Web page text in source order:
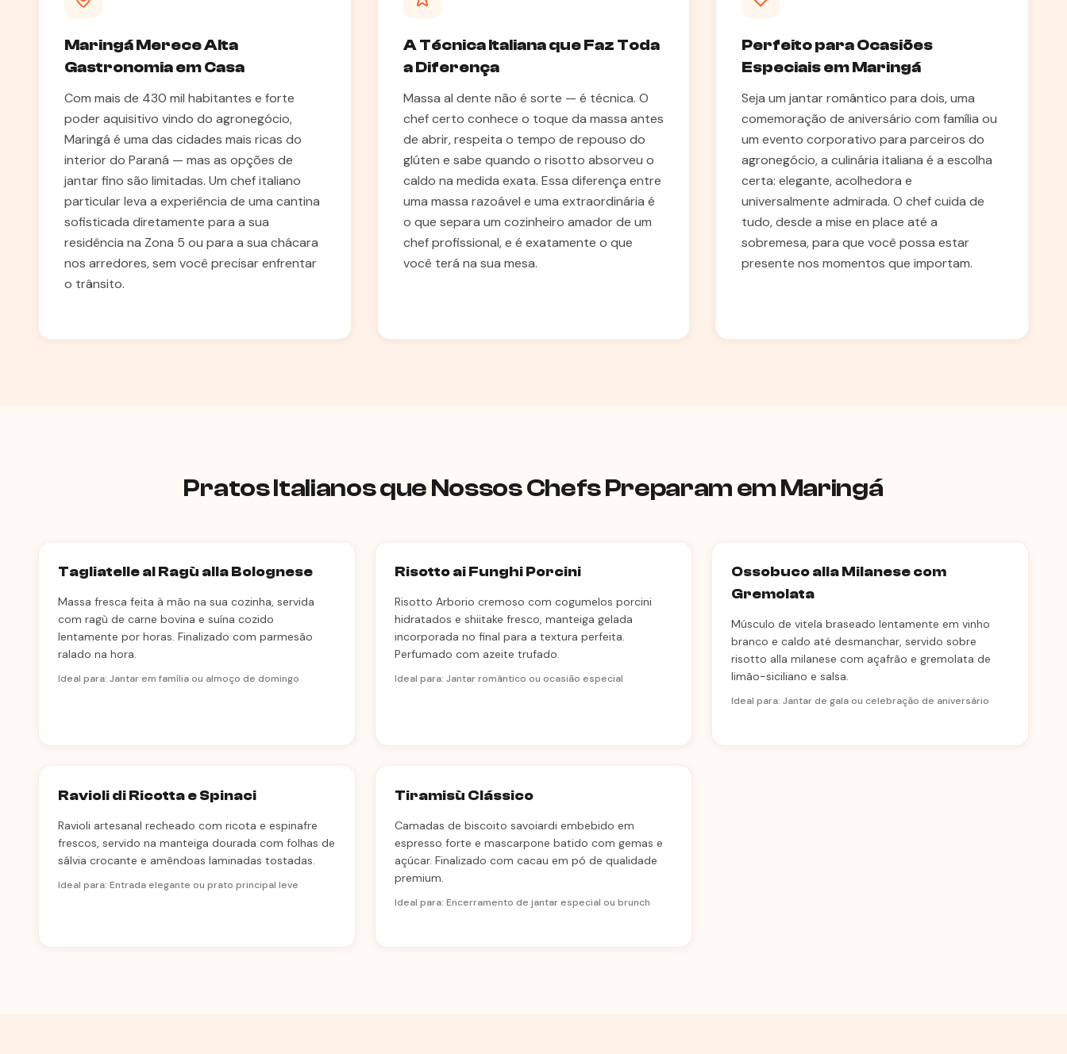
Maringá Merece Alta
Gastronomia em Casa
Com mais de 430 mil habitantes e forte
poder aquisitivo vindo do agronegócio,
Maringá é uma das cidades mais ricas do
interior do Paraná — mas as opções de
jantar fino são limitadas. Um chef italiano
particular leva a experiência de uma cantina
sofisticada diretamente para a sua
residência na Zona 5 ou para a sua chácara
nos arredores, sem você precisar enfrentar
o trânsito.
A Técnica Italiana que Faz Toda
a Diferença
Massa al dente não é sorte — é técnica. O
chef certo conhece o toque da massa antes
de abrir, respeita o tempo de repouso do
glúten e sabe quando o risotto absorveu o
caldo na medida exata. Essa diferença entre
uma massa razoável e uma extraordinária é
o que separa um cozinheiro amador de um
chef profissional, e é exatamente o que
você terá na sua mesa.
Perfeito para Ocasiões
Especiais em Maringá
Seja um jantar romântico para dois, uma
comemoração de aniversário com família ou
um evento corporativo para parceiros do
agronegócio, a culinária italiana é a escolha
certa: elegante, acolhedora e
universalmente admirada. O chef cuida de
tudo, desde a mise en place até a
sobremesa, para que você possa estar
presente nos momentos que importam.
Pratos Italianos que Nossos Chefs Preparam em Maringá
Tagliatelle al Ragù alla Bolognese
Massa fresca feita à mão na sua cozinha, servida
com ragù de carne bovina e suína cozido
lentamente por horas. Finalizado com parmesão
ralado na hora.
Ideal para: Jantar em família ou almoço de domingo
Risotto ai Funghi Porcini
Risotto Arborio cremoso com cogumelos porcini
hidratados e shiitake fresco, manteiga gelada
incorporada no final para a textura perfeita.
Perfumado com azeite trufado.
Ideal para: Jantar romântico ou ocasião especial
Ossobuco alla Milanese com
Gremolata
Músculo de vitela braseado lentamente em vinho
branco e caldo até desmanchar, servido sobre
risotto alla milanese com açafrão e gremolata de
limão-siciliano e salsa.
Ideal para: Jantar de gala ou celebração de aniversário
Ravioli di Ricotta e Spinaci
Ravioli artesanal recheado com ricota e espinafre
frescos, servido na manteiga dourada com folhas de
sálvia crocante e amêndoas laminadas tostadas.
Ideal para: Entrada elegante ou prato principal leve
Tiramisù Clássico
Camadas de biscoito savoiardi embebido em
espresso forte e mascarpone batido com gemas e
açúcar. Finalizado com cacau em pó de qualidade
premium.
Ideal para: Encerramento de jantar especial ou brunch